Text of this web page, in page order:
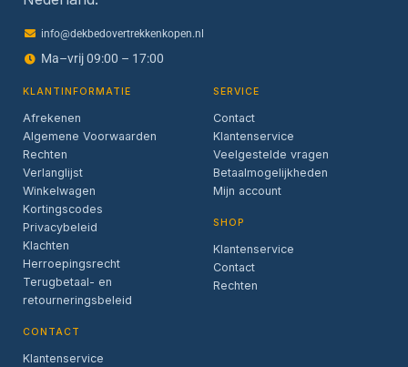
info@dekbedovertrekkenkopen.nl
Ma–vrij 09:00 – 17:00
KLANTINFORMATIE
Afrekenen
Algemene Voorwaarden
Rechten
Verlanglijst
Winkelwagen
Kortingscodes
Privacybeleid
Klachten
Herroepingsrecht
Terugbetaal- en
retourneringsbeleid
CONTACT
Klantenservice
SERVICE
Contact
Klantenservice
Veelgestelde vragen
Betaalmogelijkheden
Mijn account
SHOP
Klantenservice
Contact
Rechten